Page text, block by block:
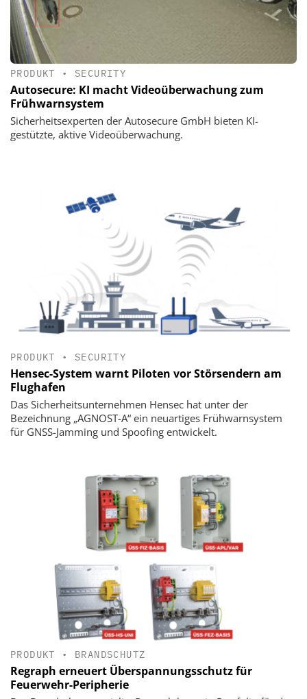
PRODUKT • SECURITY
Autosecure: KI macht Videoüberwachung zum
Frühwarnsystem
Sicherheitsexperten der Autosecure GmbH bieten KI-
gestützte, aktive Videoüberwachung.
PRODUKT • SECURITY
Hensec-System warnt Piloten vor Störsendern am
Flughafen
Das Sicherheitsunternehmen Hensec hat unter der
Bezeichnung „AGNOST-A“ ein neuartiges Frühwarnsystem
für GNSS-Jamming und Spoofing entwickelt.
PRODUKT • BRANDSCHUTZ
Regraph erneuert Überspannungsschutz für
Feuerwehr-Peripherie